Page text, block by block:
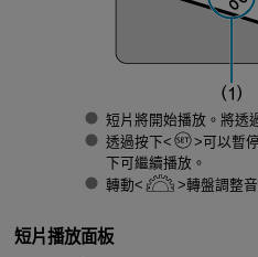
短片將開始播放。將透
透過按下
可以暫
下可繼續播放。
轉動
轉盤調整
短片播放面板